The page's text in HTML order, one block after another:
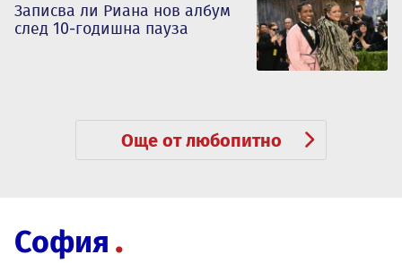
Записва ли Риана нов албум
след 10-годишна пауза
Още от любопитно
София